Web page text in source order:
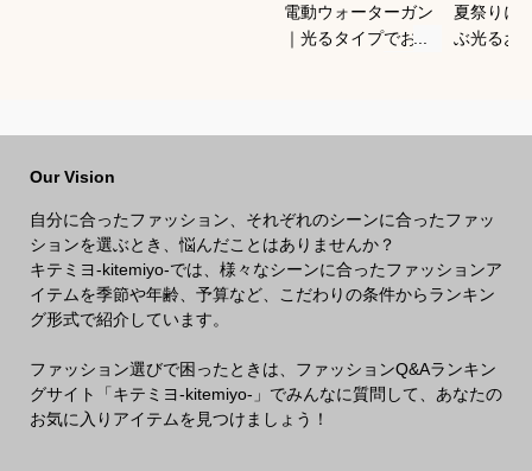
電動ウォーターガン
｜光るタイプでおす
夏祭りに
ぶ光るお
Our Vision
自分に合ったファッション、それぞれのシーンに合ったファッ
ションを選ぶとき、悩んだことはありませんか？
キテミヨ-kitemiyo-では、様々なシーンに合ったファッションア
イテムを季節や年齢、予算など、こだわりの条件からランキン
グ形式で紹介しています。
ファッション選びで困ったときは、ファッションQ&Aランキン
グサイト「キテミヨ-kitemiyo-」でみんなに質問して、あなたの
お気に入りアイテムを見つけましょう！